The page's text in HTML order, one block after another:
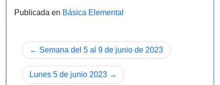
Publicada en Básica Elemental
Navegación
de
entradas
Semana del 5 al 9 de junio de 2023
Lunes 5 de junio 2023